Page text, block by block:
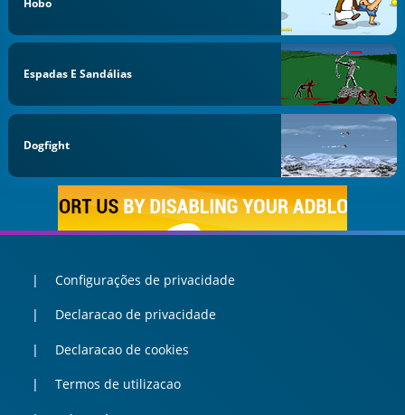
Espadas E Sandálias
Dogfight
Configurações de privacidade
Declaracao de privacidade
Declaracao de cookies
Termos de utilizacao